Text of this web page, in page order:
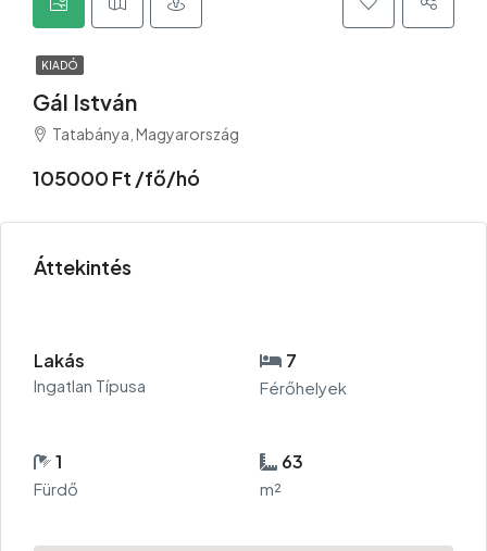
KIADÓ
Gál István
Tatabánya, Magyarország
105000 Ft /fő/hó
Áttekintés
Lakás
Ingatlan Típusa
7
Férőhelyek
1
Fürdő
63
m²